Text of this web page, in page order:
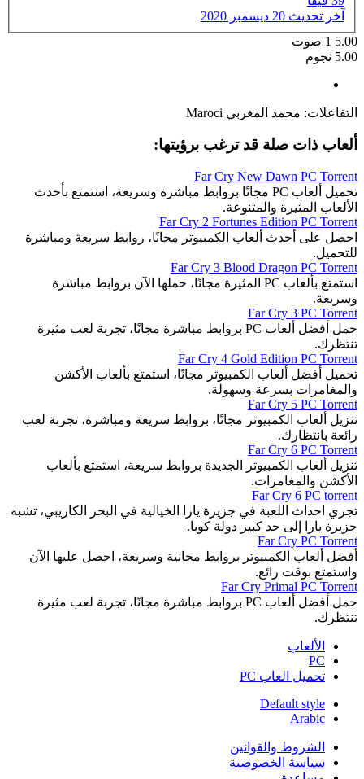
آخر تحديث 20 ديسمبر 2020
5.00
1 صوت
5.00 نجوم
التفاعلات: محمد المغربي Maroci
ألعاب ذات صلة قد ترغب برؤيتها:
Far Cry New Dawn PC Torrent
تحميل ألعاب PC مجانًا بروابط مباشرة وسريعة، استمتع بأحدث
الألعاب المثيرة والمتنوعة.
Far Cry 2 Fortunes Edition PC Torrent
احصل على أحدث ألعاب الكمبيوتر مجانًا، روابط سريعة ومباشرة
للتحميل.
Far Cry 3 Blood Dragon PC Torrent
استمتع بألعاب PC المثيرة مجانًا، حملها الآن بروابط مباشرة
وسريعة.
Far Cry 3 PC Torrent
حمل أفضل ألعاب PC بروابط مباشرة مجانًا، تجربة لعب مثيرة
تنتظرك.
Far Cry 4 Gold Edition PC Torrent
تحميل أفضل ألعاب الكمبيوتر مجانًا، استمتع بألعاب الأكشن
والمغامرات بسرعة وسهولة.
Far Cry 5 PC Torrent
تنزيل ألعاب الكمبيوتر مجانًا، بروابط سريعة ومباشرة، تجربة لعب
رائعة بانتظارك.
Far Cry 6 PC Torrent
تنزيل ألعاب الكمبيوتر الجديدة بروابط سريعة، استمتع بألعاب
الأكشن والمغامرات.
Far Cry 6 PC torrent
تجري احداث اللعبة في جزيرة يارا الخيالية في البحر الكاريبي، تشبه
جزيرة يارا إلى حد كبير دولة كوبا.
Far Cry PC Torrent
أفضل ألعاب الكمبيوتر بروابط مجانية وسريعة، احصل عليها الآن
واستمتع بوقت رائع.
Far Cry Primal PC Torrent
حمل أفضل ألعاب PC بروابط مباشرة مجانًا، تجربة لعب مثيرة
تنتظرك.
الألعاب
PC
تحميل العاب PC
Default style
Arabic
الشروط والقوانين
سياسة الخصوصية